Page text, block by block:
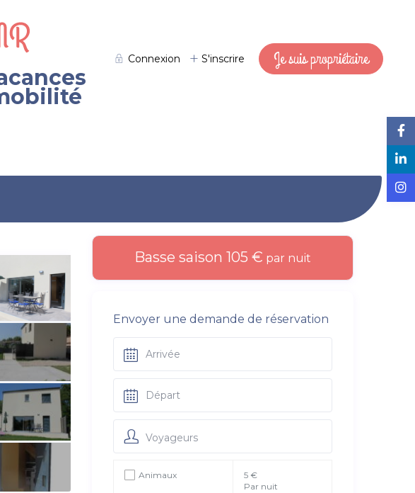
Connexion S'inscrire Je suis propriétaire
Basse saison 105 € par nuit
Envoyer une demande de réservation
Voyageurs
Animaux
5 €
Par nuit